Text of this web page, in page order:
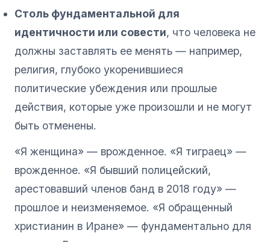
Столь фундаментальной для
идентичности или совести, что человека не
должны заставлять ее менять — например,
религия, глубоко укоренившиеся
политические убеждения или прошлые
действия, которые уже произошли и не могут
быть отменены.
«Я женщина» — врожденное. «Я тиграец» —
врожденное. «Я бывший полицейский,
арестовавший членов банд в 2018 году» —
прошлое и неизменяемое. «Я обращенный
христианин в Иране» — фундаментально для